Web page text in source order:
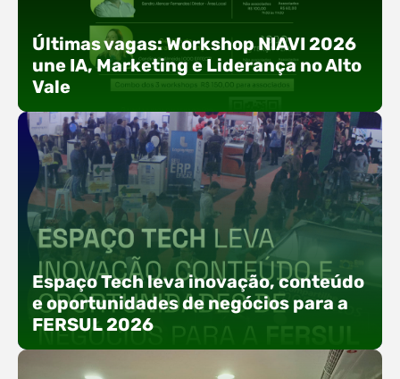
Últimas vagas: Workshop NIAVI 2026
une IA, Marketing e Liderança no Alto
Vale
Com o objetivo de impulsionar a produtividade, a
presença digital e a gestão nas empresas do
Alto Vale, o Núcleo de Tecnologia da Informação
(NIAVI), Polo ACATE-ACIRS, realiza a edição
2026 do Workshop NIAVI. O evento foi
em três encontros práticos ao longo dos meses
Espaço Tech leva inovação, conteúdo
e oportunidades de negócios para a
FERSUL 2026